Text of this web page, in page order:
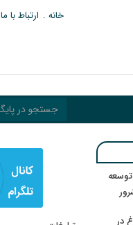
خانه ارتباط با ما
مزدور موساد و ۴ شرور
در